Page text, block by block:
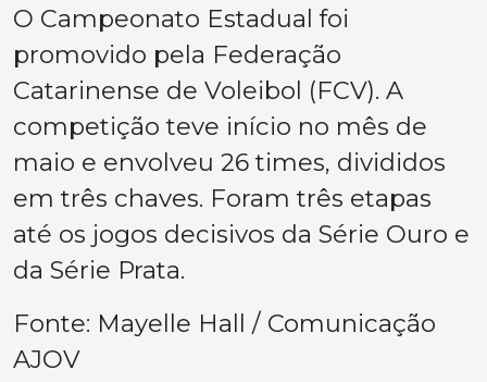
O Campeonato Estadual foi
promovido pela Federação
Catarinense de Voleibol (FCV). A
competição teve início no mês de
maio e envolveu 26 times, divididos
em três chaves. Foram três etapas
até os jogos decisivos da Série Ouro e
da Série Prata.
Fonte: Mayelle Hall / Comunicação
AJOV